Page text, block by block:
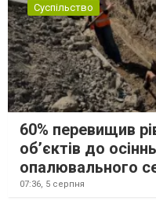
Суспільство
60% перевищив
об’єктів до
опалювального
07:36, 5 серпня